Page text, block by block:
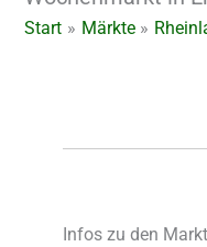
Start Märkte
Infos zu den